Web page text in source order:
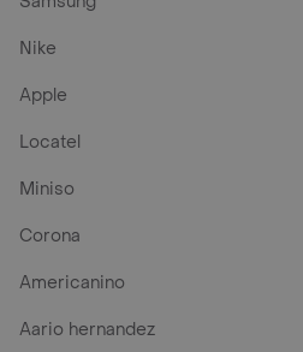
Nike
Apple
Locatel
Miniso
Corona
Americanino
Aario hernandez